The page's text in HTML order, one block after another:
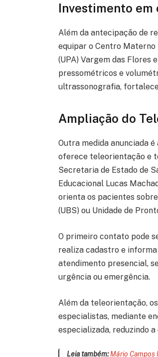
Investimento em
Além da antecipação de
equipar o Centro
(UPA) Vargem das Flores
pressométricos e
ultrassonografia,
Ampliação do
Outra medida anunciada
oferece teleorientação e
Secretaria de Estado de
Educacional Lucas
orienta os pacientes
(UBS) ou Unidade de
O primeiro contato pode
realiza cadastro e
atendimento presencial,
urgência ou emergência.
Além da teleorientação,
especialistas, mediante
especializada, reduzindo
Leia também: Mário Campos